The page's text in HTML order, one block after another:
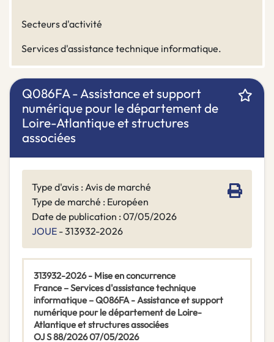
Secteurs d'activité
Services d'assistance technique informatique.
Q086FA - Assistance et support
numérique pour le département de
Loire-Atlantique et structures
associées
Type d'avis : Avis de marché
Type de marché : Européen
Date de publication : 07/05/2026
JOUE - 313932-2026
313932-2026 - Mise en concurrence
France – Services d'assistance technique
informatique – Q086FA - Assistance et support
numérique pour le département de Loire-
Atlantique et structures associées
OJ S 88/2026 07/05/2026